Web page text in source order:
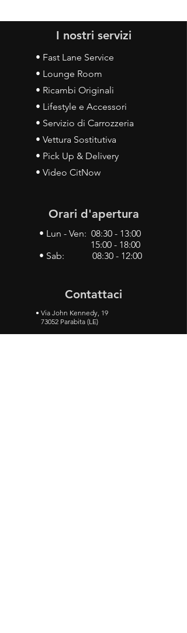
I nostri servizi
• Fast Lane Service
• Lounge Room
• Ricambi Originali
• Lifestyle e Accessori
• Servizio di Carrozzeria
• Vettura Sostitutiva
• Pick Up & Delivery
• Video CitNow
Orari d'apertura
• Lun - Ven: 08:30 - 13:00
15:00 - 18:00
• Sab: 08:30 - 12:00
Contattaci
• Via John Kennedy, 19
73052 Parabita (LE)